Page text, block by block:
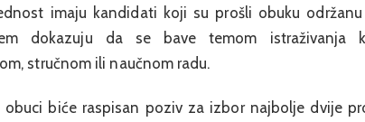
imaju kandidati koji su prošli obuku
dokazuju da se bave temom istraživanja
stručnom ili naučnom radu.
obuci biće raspisan poziv za izbor najbolje dvije